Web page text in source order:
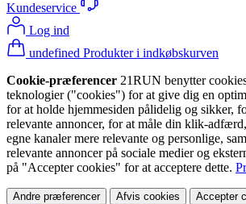
Kundeservice
Log ind
undefined Produkter i indkøbskurven
Cookie-præferencer 21RUN benytter
teknologier ("cookies") for at give dig en
for at holde hjemmesiden pålidelig og sikker,
relevante annoncer, for at måle din klik-
egne kanaler mere relevante og personlige,
relevante annoncer på sociale medier og
på "Accepter cookies" for at acceptere dette.
Andre præferencer Afvis cookies Accepter